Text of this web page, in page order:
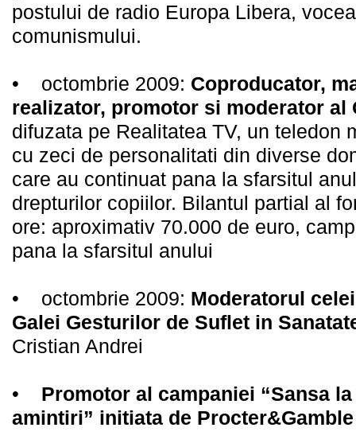
postului de radio Europa Libera,
comunismului.
• octombrie 2009: Coproducator,
realizator, promotor si moderator al
difuzata pe Realitatea TV, un teledon
cu zeci de personalitati din diverse
care au continuat pana la sfarsitul
drepturilor copiilor. Bilantul partial al
ore: aproximativ 70.000 de euro,
pana la sfarsitul anului
• octombrie 2009: Moderatorul
Galei Gesturilor de Suflet in
Cristian Andrei
• Promotor al campaniei “Sansa
amintiri” initiata de Procter&Gamble